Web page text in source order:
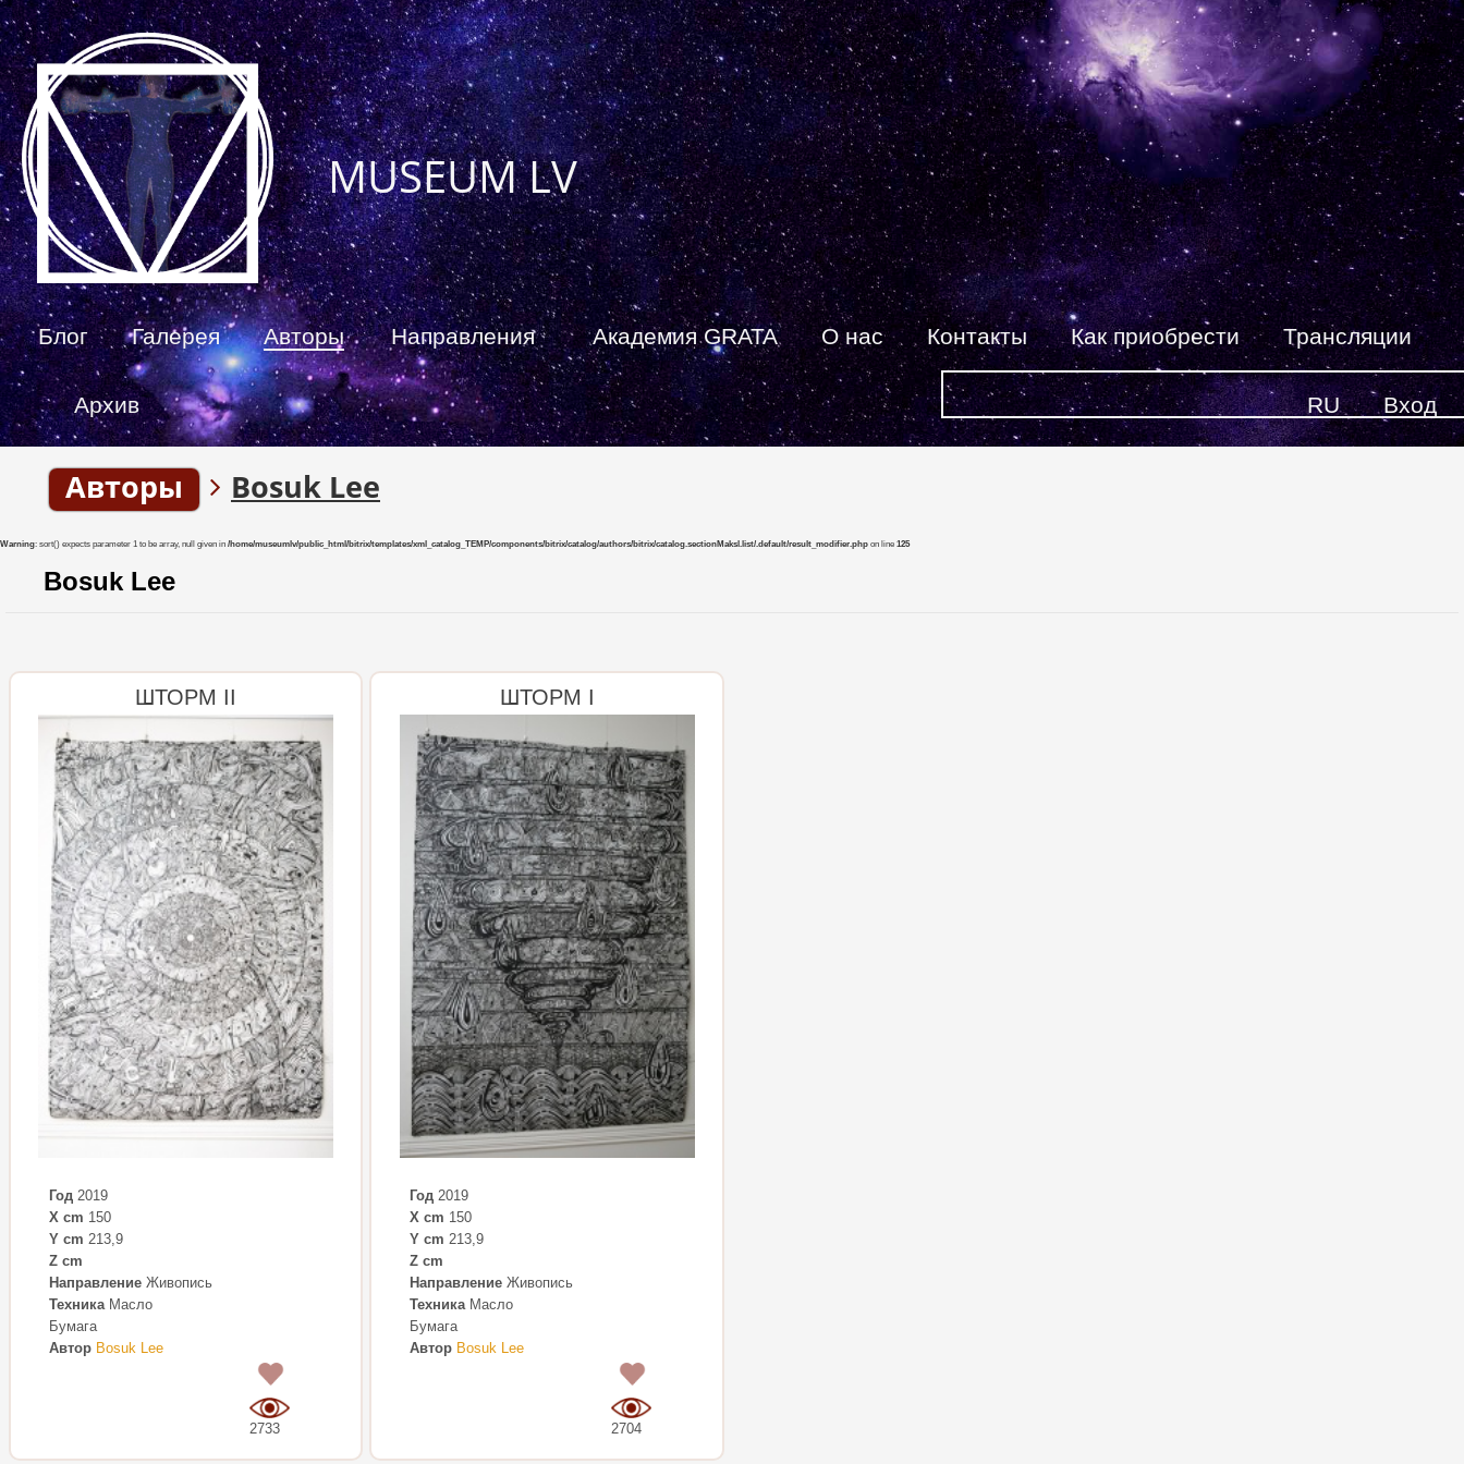
Блог Галерея Авторы Направления Академия GRATA О нас Контакты Как приобрести Трансляции
Архив Вход
RU
MUSEUM LV
Авторы Bosuk Lee
Warning: sort() expects parameter 1 to be array, null given in /home/museumlv/public_html/bitrix/templates/xml_catalog_TEMP/components/bitrix/catalog/authors/bitrix/catalog.sectionMaksl.list/.default/result_modifier.php on line 125
Bosuk Lee
ШТОРМ II
Год 2019
X cm 150
Y cm 213,9
Z cm
Направление Живопись
Техника Масло
Бумага
Автор Bosuk Lee
2733
ШТОРМ I
Год 2019
X cm 150
Y cm 213,9
Z cm
Направление Живопись
Техника Масло
Бумага
Автор Bosuk Lee
2704